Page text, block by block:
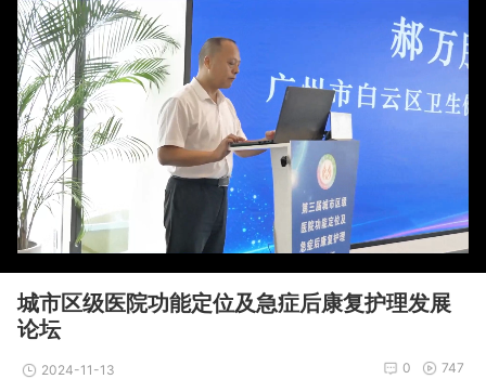
城市区级医院功能定位及急症后康复护理发展
论坛
2024-11-13 747
0